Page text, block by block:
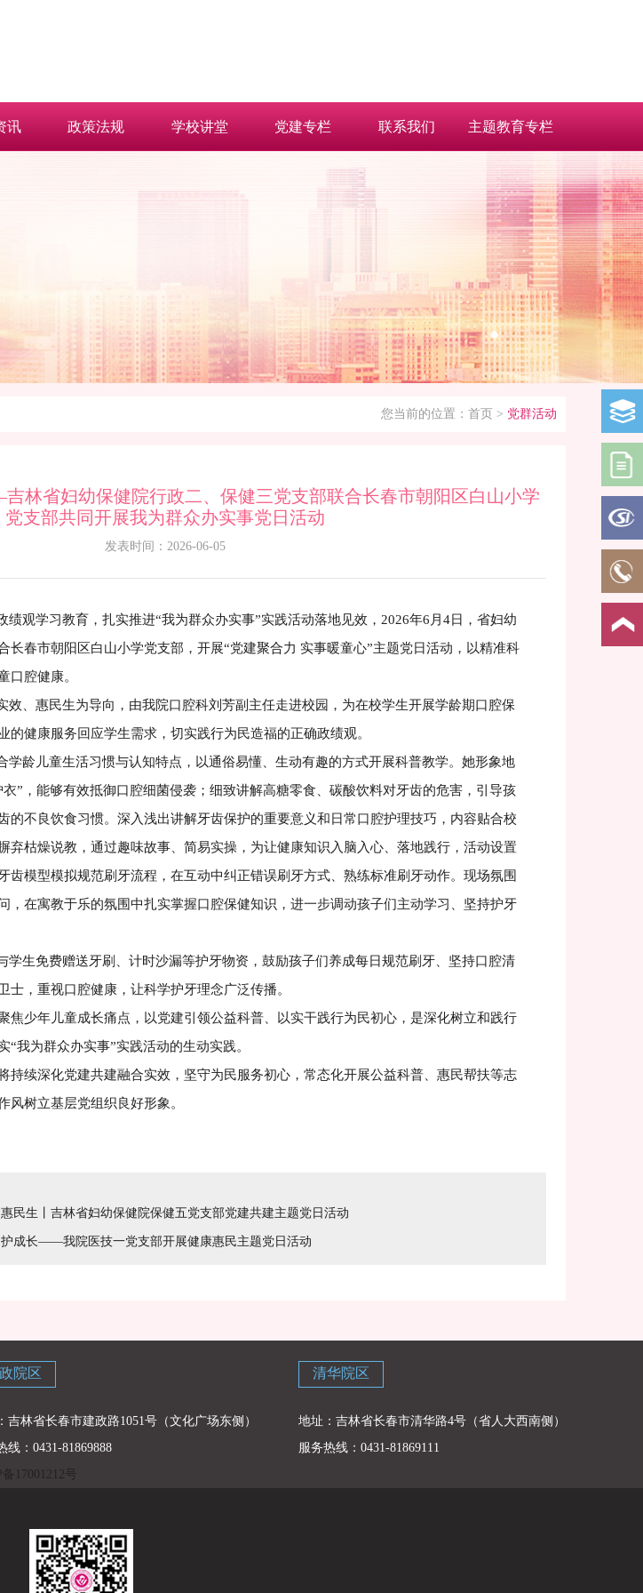
讯 政策法规 学校讲堂 党建专栏 联系我们 主题教育专栏
您当前的位置： 首页 > 党群活动
林省妇幼保健院行政二、保健三党支部联合长春市朝阳区白山小学
党支部共同开展我为群众办实事党日活动
发表时间：2026-06-05
观学习教育，扎实推进“我为群众办实事”实践活动落地见效，2026年6月4日，省妇幼
长春市朝阳区白山小学党支部，开展“党建聚合力 实事暖童心”主题党日活动，以精准科
口腔健康。
、惠民生为导向，由我院口腔科刘芳副主任走进校园，为在校学生开展学龄期口腔保
的健康服务回应学生需求，切实践行为民造福的正确政绩观。
龄儿童生活习惯与认知特点，以通俗易懂、生动有趣的方式开展科普教学。她形象地
”，能够有效抵御口腔细菌侵袭；细致讲解高糖零食、碳酸饮料对牙齿的危害，引导孩
的不良饮食习惯。深入浅出讲解牙齿保护的重要意义和日常口腔护理技巧，内容贴合校
弃枯燥说教，通过趣味故事、简易实操，为让健康知识入脑入心、落地践行，活动设置
齿模型模拟规范刷牙流程，在互动中纠正错误刷牙方式、熟练标准刷牙动作。现场氛围
，在寓教于乐的氛围中扎实掌握口腔保健知识，进一步调动孩子们主动学习、坚持护牙
生免费赠送牙刷、计时沙漏等护牙物资，鼓励孩子们养成每日规范刷牙、坚持口腔清
士，重视口腔健康，让科学护牙理念广泛传播。
焦少年儿童成长痛点，以党建引领公益科普、以实干践行为民初心，是深化树立和践行
我为群众办实事”实践活动的生动实践。
持续深化党建共建融合实效，坚守为民服务初心，常态化开展公益科普、惠民帮扶等志
风树立基层党组织良好形象。
民生丨吉林省妇幼保健院保健五党支部党建共建主题党日活动
成长——我院医技一党支部开展健康惠民主题党日活动
院区
吉林省长春市建政路1051号（文化广场东侧）
线：0431-81869888
17001212号
清华院区
地址：吉林省长春市清华路4号（省人大西南侧）
服务热线：0431-81869111